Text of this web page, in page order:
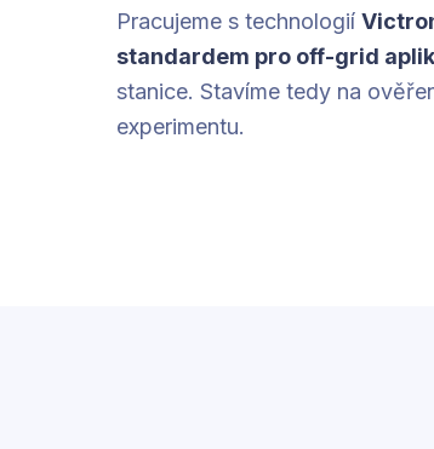
Pracujeme s technologií
standardem pro off-grid
stanice. Stavíme tedy na
experimentu.